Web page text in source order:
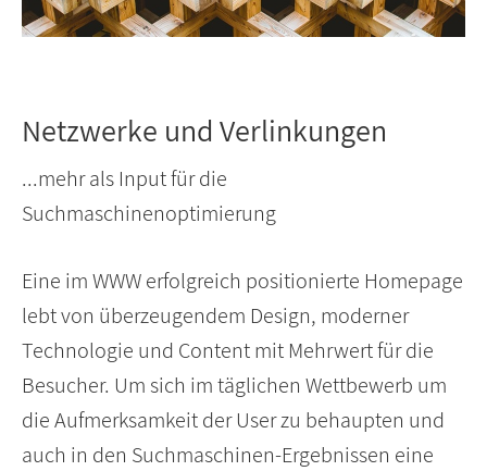
Netzwerke und Verlinkungen
...mehr als Input für die
Suchmaschinenoptimierung
Eine im WWW erfolgreich positionierte Homepage
lebt von überzeugendem Design, moderner
Technologie und Content mit Mehrwert für die
Besucher. Um sich im täglichen Wettbewerb um
die Aufmerksamkeit der User zu behaupten und
auch in den Suchmaschinen-Ergebnissen eine